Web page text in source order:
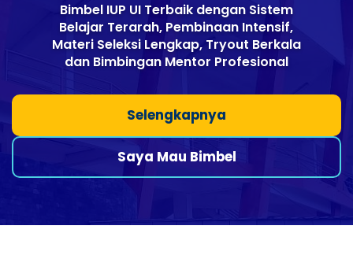
Bimbel IUP UI Terbaik dengan Sistem
Belajar Terarah, Pembinaan Intensif,
Materi Seleksi Lengkap, Tryout Berkala
dan Bimbingan Mentor Profesional
Selengkapnya
Saya Mau Bimbel